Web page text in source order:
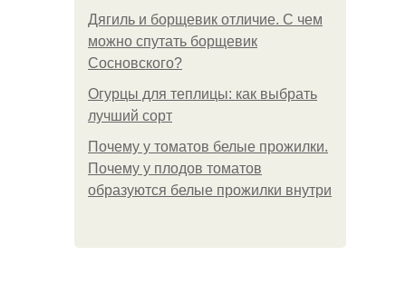
Дягиль и борщевик отличие. С чем
можно спутать борщевик
Сосновского?
Огурцы для теплицы: как выбрать
лучший сорт
Почему у томатов белые прожилки.
Почему у плодов томатов
образуются белые прожилки внутри